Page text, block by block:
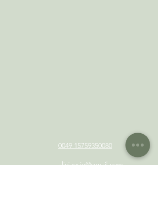
0049 15759350080
alicjaosio@gmail.com